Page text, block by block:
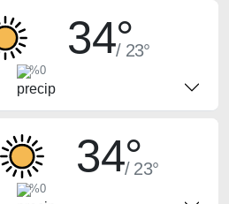
34°/ 23°
%0
34°/ 23°
%0